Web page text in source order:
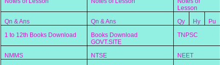
Lesson
Qn & Ans Qn & Ans Qy Hy Pu
1 to 12th Books Download
Books Download
GOVT.SITE
TNPSC
NMMS NTSE NEET